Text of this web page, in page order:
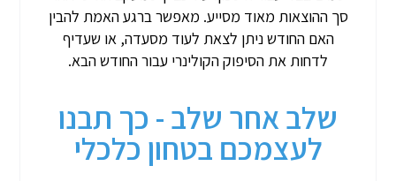
סך ההוצאות מאוד מסייע. מאפשר ברגע האמת להבין
האם החודש ניתן לצאת לעוד מסעדה, או שעדיף
לדחות את הסיפוק הקולינרי עבור החודש הבא.
שלב אחר שלב - כך תבנו
לעצמכם בטחון כלכלי